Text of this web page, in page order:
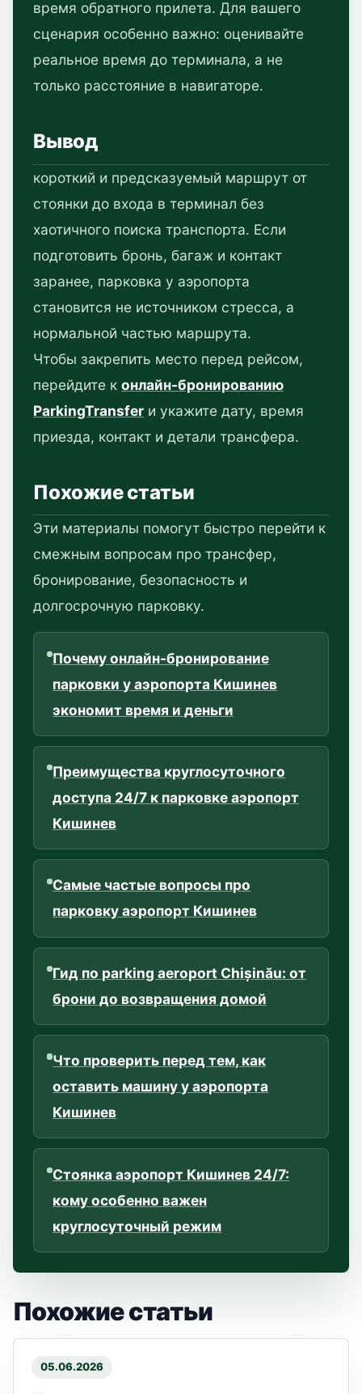
время обратного прилета. Для вашего
сценария особенно важно: оценивайте
реальное время до терминала, а не
только расстояние в навигаторе.
Вывод
короткий и предсказуемый маршрут от
стоянки до входа в терминал без
хаотичного поиска транспорта. Если
подготовить бронь, багаж и контакт
заранее, парковка у аэропорта
становится не источником стресса, а
нормальной частью маршрута.
Чтобы закрепить место перед рейсом,
перейдите к онлайн-бронированию
ParkingTransfer и укажите дату, время
приезда, контакт и детали трансфера.
Похожие статьи
Эти материалы помогут быстро перейти к
смежным вопросам про трансфер,
бронирование, безопасность и
долгосрочную парковку.
Почему онлайн-бронирование
парковки у аэропорта Кишинев
экономит время и деньги
Преимущества круглосуточного
доступа 24/7 к парковке аэропорт
Кишинев
Самые частые вопросы про
парковку аэропорт Кишинев
Гид по parking aeroport Chișinău: от
брони до возвращения домой
Что проверить перед тем, как
оставить машину у аэропорта
Кишинев
Стоянка аэропорт Кишинев 24/7:
кому особенно важен
круглосуточный режим
Похожие статьи
05.06.2026